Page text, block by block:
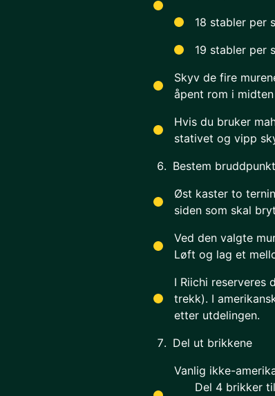
18 stabler per
19 stabler per
Skyv de fire
åpent rom i
Hvis du bruker
stativet og vipp
Bestem
Øst kaster to
siden som skal
Ved den valgte
Løft og lag et
I Riichi reserveres
trekk). I
etter utdelingen.
Del ut brikkene
Vanlig ikke-
Del 4 brikker